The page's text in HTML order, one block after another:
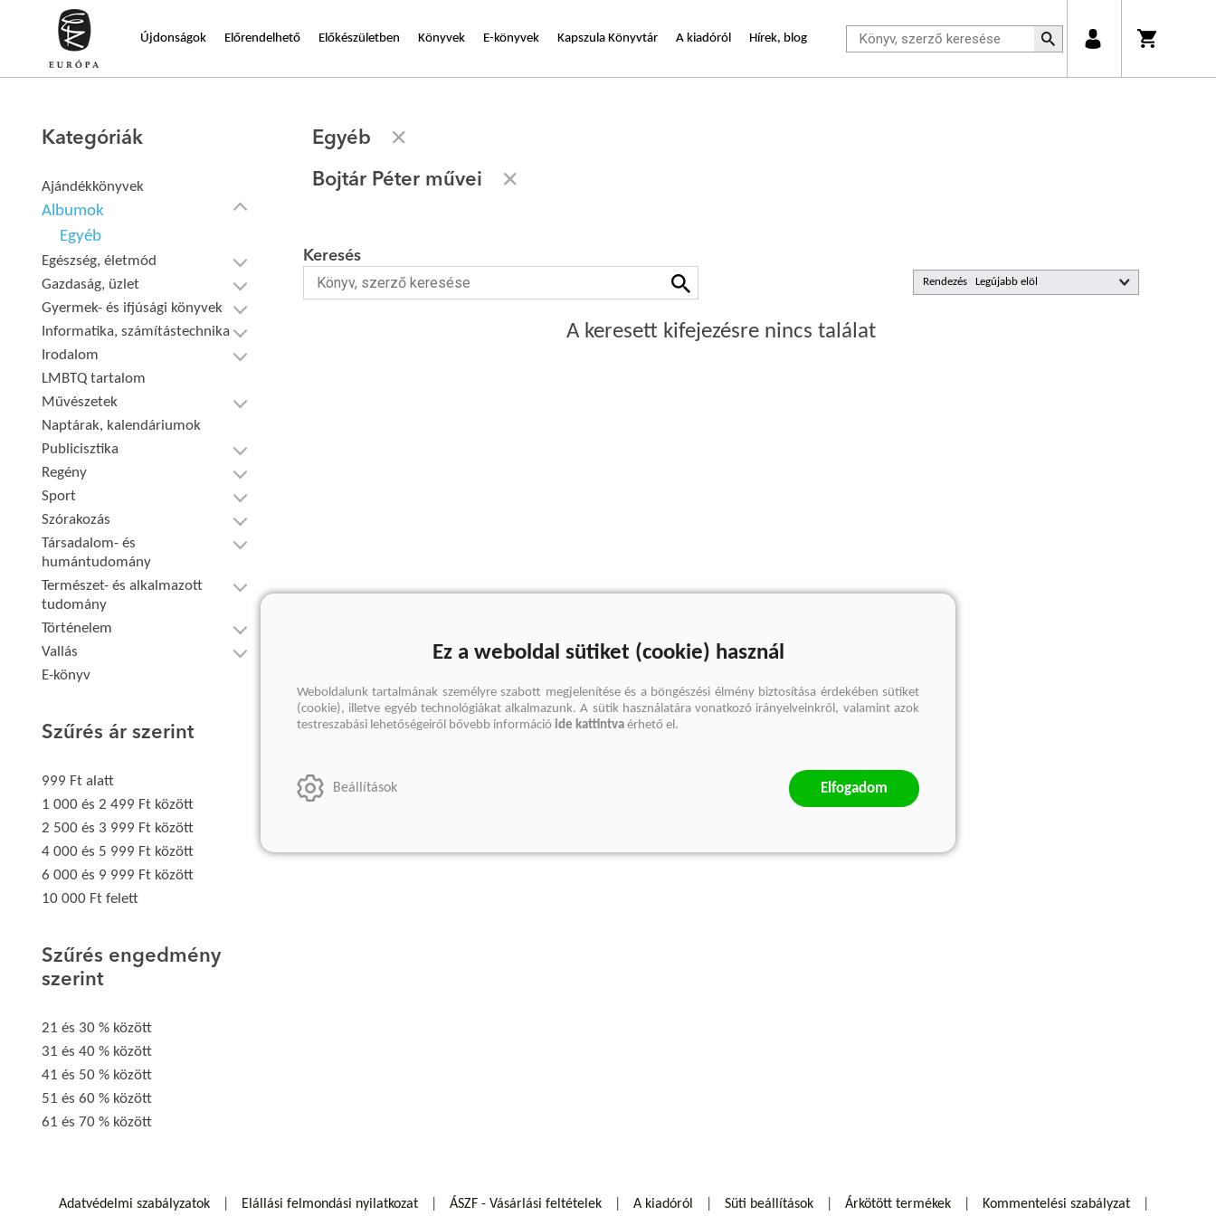
Újdonságok Előrendelhető Előkészületben Könyvek E-könyvek Kapszula Könyvtár A kiadóról Hírek, blog
Kategóriák
Ajándékkönyvek
Albumok
Egyéb
Egészség, életmód
Gazdaság, üzlet
Gyermek- és ifjúsági könyvek
Informatika, számítástechnika
Irodalom
LMBTQ tartalom
Művészetek
Naptárak, kalendáriumok
Publicisztika
Regény
Sport
Szórakozás
Társadalom- és
humántudomány
Természet- és alkalmazott
tudomány
Történelem
Vallás
E-könyv
Szűrés ár szerint
999 Ft alatt
1 000 és 2 499 Ft között
2 500 és 3 999 Ft között
4 000 és 5 999 Ft között
6 000 és 9 999 Ft között
10 000 Ft felett
Szűrés engedmény
szerint
21 és 30 % között
31 és 40 % között
41 és 50 % között
51 és 60 % között
61 és 70 % között
Egyéb
Bojtár Péter művei
Rendezés
Keresés
A keresett kifejezésre nincs találat
Adatvédelmi szabályzatok Elállási felmondási nyilatkozat ÁSZF - Vásárlási feltételek A kiadóról Süti beállítások Árkötött termékek Kommentelési szabályzat
Ez a weboldal sütiket (cookie) használ
Weboldalunk tartalmának személyre szabott megjelenítése és a böngészési élmény biztosítása érdekében sütiket
(cookie), illetve egyéb technológiákat alkalmazunk. A sütik használatára vonatkozó irányelveinkről, valamint azok
testreszabási lehetőségeiről bővebb információ ide kattintva érhető el.
Beállítások Elfogadom